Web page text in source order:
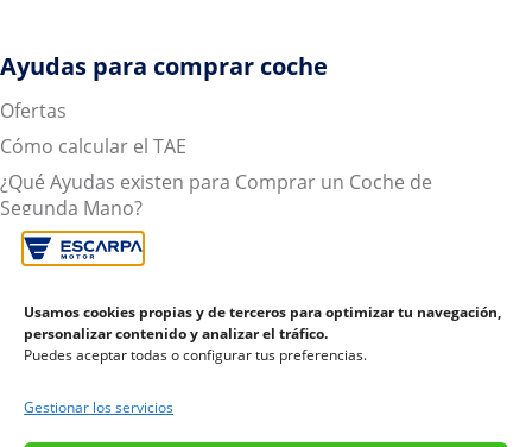
Usamos cookies propias y de terceros para optimizar tu navegación,
personalizar contenido y analizar el tráfico.
Puedes aceptar todas o configurar tus preferencias.
Gestionar los servicios
Ayudas para comprar coche
Ofertas
Cómo calcular el TAE
¿Qué Ayudas existen para Comprar un Coche de
Segunda Mano?
Todo lo que necesitas saber sobre cómo financiar tu
coche
Coches de segunda mano con garantía
Tasación coche: ¿Qué es y que ventajas tiene?
para principiantes